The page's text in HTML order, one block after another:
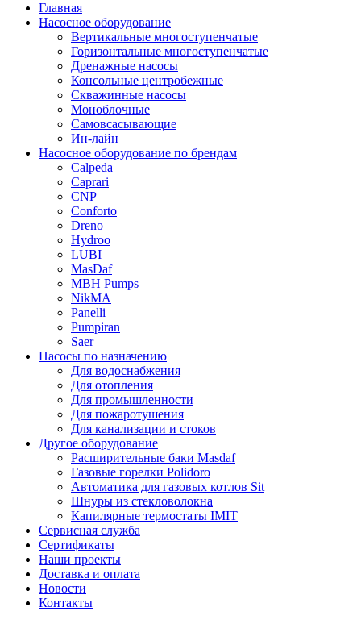
Главная
Насосное оборудование
Вертикальные многоступенчатые
Горизонтальные многоступенчатые
Дренажные насосы
Консольные центробежные
Скважинные насосы
Моноблочные
Самовсасывающие
Ин-лайн
Насосное оборудование по брендам
Calpeda
Caprari
CNP
Conforto
Dreno
Hydroo
LUBI
MasDaf
MBH Pumps
NikMA
Panelli
Pumpiran
Saer
Насосы по назначению
Для водоснабжения
Для отопления
Для промышленности
Для пожаротушения
Для канализации и стоков
Другое оборудование
Расширительные баки Masdaf
Газовые горелки Polidoro
Автоматика для газовых котлов Sit
Шнуры из стекловолокна
Капилярные термостаты IMIT
Сервисная служба
Сертификаты
Наши проекты
Доставка и оплата
Новости
Контакты